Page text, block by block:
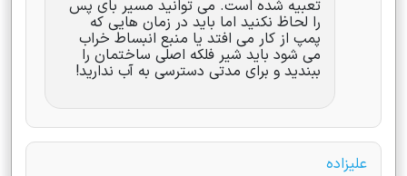
تعبیه شده است. می توانید مسیر بای پس
را لحاظ نکنید اما باید در زمان هایی که
پمپ از کار می افتد یا منبع انبساط خراب
می شود باید شیر فلکه اصلی ساختمان را
ببندید و برای مدتی دسترسی به آب ندارید!
علیزاده